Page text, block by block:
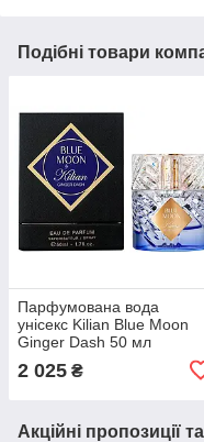
Подібні товари
Парфумована вода
унісекс Kilian Blue Moon
Ginger Dash 50 мл
2 025 ₴
Акційні пропозиції